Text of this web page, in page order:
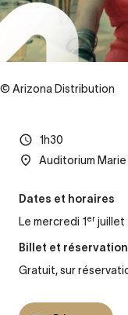
© Arizona Distribution
1h30
Auditorium
Dates et horaires
Le mercredi 1 er juillet
Billet et réservation
Gratuit, sur